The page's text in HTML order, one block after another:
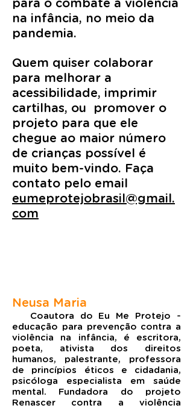
para o combate à violência
na infância, no meio da
pandemia.
Quem quiser colaborar
para melhorar a
acessibilidade, imprimir
cartilhas, ou promover o
projeto para que ele
chegue ao maior número
de crianças possível é
muito bem-vindo. Faça
contato pelo email
eumeprotejobrasil@gmail.
com
Neusa Maria
Coautora do Eu Me Protejo -
educação para prevenção contra a
violência na infância, é escritora,
poeta, ativista dos direitos
humanos, palestrante, professora
de princípios éticos e cidadania,
psicóloga especialista em saúde
mental. Fundadora do projeto
Renascer contra a violência